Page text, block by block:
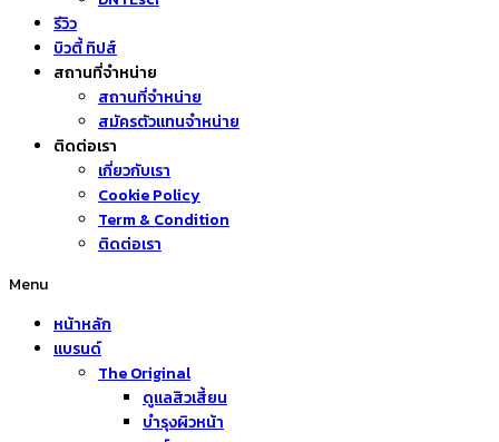
รีวิว
บิวตี้ ทิปส์
สถานที่จำหน่าย
สถานที่จำหน่าย
สมัครตัวแทนจำหน่าย
ติดต่อเรา
เกี่ยวกับเรา
Cookie Policy
Term & Condition
ติดต่อเรา
Menu
หน้าหลัก
แบรนด์
The Original
ดูแลสิวเสี้ยน
บำรุงผิวหน้า